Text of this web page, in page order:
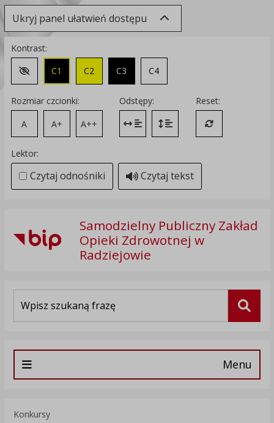
Ukryj panel ułatwień dostępu
Kontrast:
Zmień kontrast na domyślny
C1 C2 C3 C4
Rozmiar czcionki:
A
A+ A++
Odstępy:
Zmień odstęp między literami
Zmień interlinię i margines
Reset:
Przywróć
Lektor:
Czytaj odnośniki Czytaj tekst
Samodzielny Publiczny Zakład
Opieki Zdrowotnej w
Radziejowie
Menu
Konkursy